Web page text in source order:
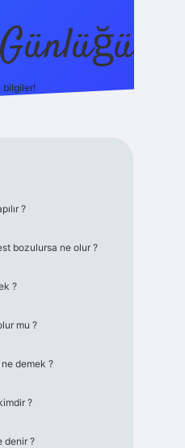
bilgiler!
?
bozulursa ne olur ?
?
mu ?
demek ?
?
denir ?